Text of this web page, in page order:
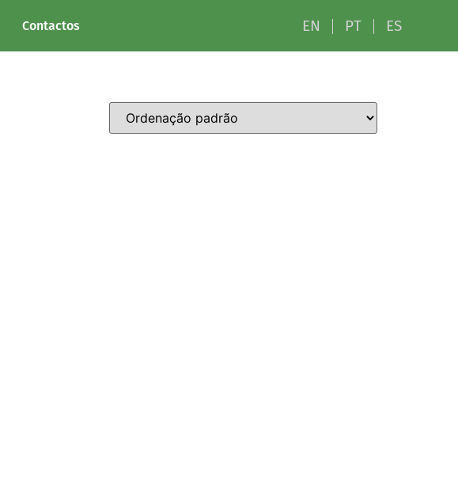
Contactos EN PT ES